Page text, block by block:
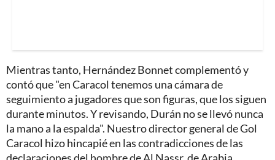
Mientras tanto, Hernández Bonnet complementó y
contó que "en Caracol tenemos una cámara de
seguimiento a jugadores que son figuras, que los siguen
durante minutos. Y revisando, Durán no se llevó nunca
la mano a la espalda". Nuestro director general de Gol
Caracol hizo hincapié en las contradicciones de las